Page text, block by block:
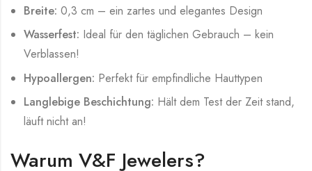
Breite: 0,3 cm – ein zartes und elegantes Design
Wasserfest: Ideal für den täglichen Gebrauch – kein
Verblassen!
Hypoallergen: Perfekt für empfindliche Hauttypen
Langlebige Beschichtung: Hält dem Test der Zeit stand,
läuft nicht an!
Warum V&F Jewelers?